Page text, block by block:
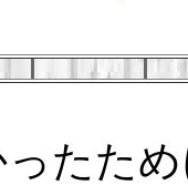
たた